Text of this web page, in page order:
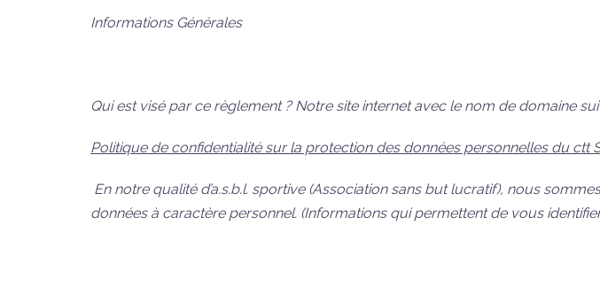
Informations Générales
Qui est visé par ce règlement ? Notre site internet avec le nom de domaine
Politique de confidentialité sur la protection des données personnelles du ctt
En notre qualité d’a.s.b.l. sportive (Association sans but lucratif), nous
données à caractère personnel. (Informations qui permettent de vous